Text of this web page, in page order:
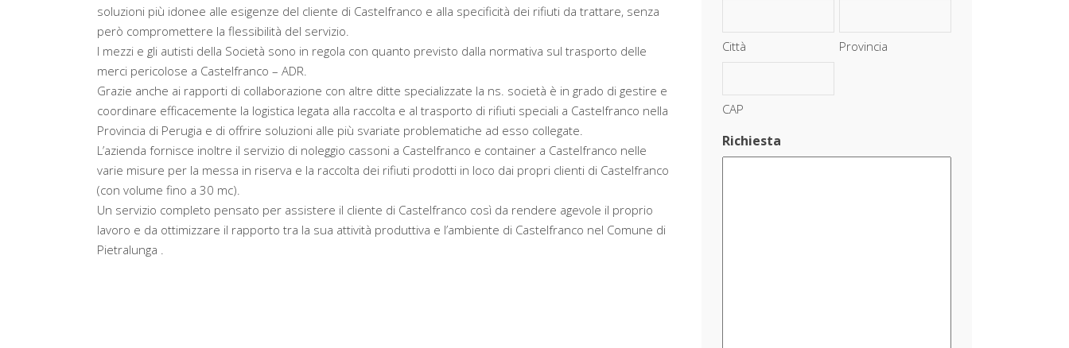
soluzioni più idonee alle esigenze del cliente di Castelfranco e alla specificità dei rifiuti da trattare, senza
però compromettere la flessibilità del servizio.
I mezzi e gli autisti della Società sono in regola con quanto previsto dalla normativa sul trasporto delle
merci pericolose a Castelfranco – ADR.
Grazie anche ai rapporti di collaborazione con altre ditte specializzate la ns. società è in grado di gestire e
coordinare efficacemente la logistica legata alla raccolta e al trasporto di rifiuti speciali a Castelfranco nella
Provincia di Perugia e di offrire soluzioni alle più svariate problematiche ad esso collegate.
L’azienda fornisce inoltre il servizio di noleggio cassoni a Castelfranco e container a Castelfranco nelle
varie misure per la messa in riserva e la raccolta dei rifiuti prodotti in loco dai propri clienti di Castelfranco
(con volume fino a 30 mc).
Un servizio completo pensato per assistere il cliente di Castelfranco così da rendere agevole il proprio
lavoro e da ottimizzare il rapporto tra la sua attività produttiva e l’ambiente di Castelfranco nel Comune di
Pietralunga .
Città Provincia
CAP
Richiesta